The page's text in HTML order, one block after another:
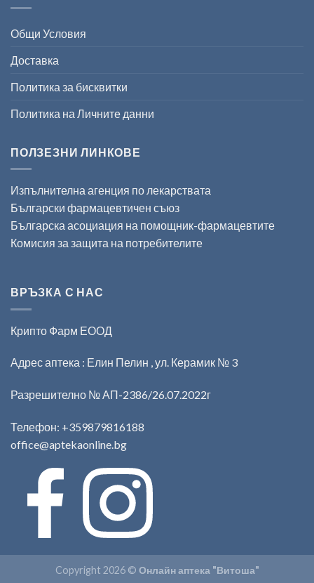
Общи Условия
Доставка
Политика за бисквитки
Политика на Личните данни
ПОЛЗЕЗНИ ЛИНКОВЕ
Изпълнителна агенция по лекарствата
Български фармацевтичен съюз
Българска асоциация на помощник-фармацевтите
Комисия за защита на потребителите
ВРЪЗКА С НАС
Крипто Фарм ЕООД
Адрес аптека : Елин Пелин , ул. Керамик № 3
Разрешително № АП-2386/26.07.2022г
Телефон: +359879816188
office@aptekaonline.bg
Copyright 2026 © Онлайн аптека "Витоша"